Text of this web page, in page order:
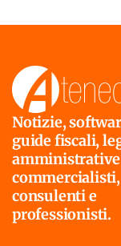
Notizie,
guide fiscali,
commercialisti,
consulenti e
professionisti.